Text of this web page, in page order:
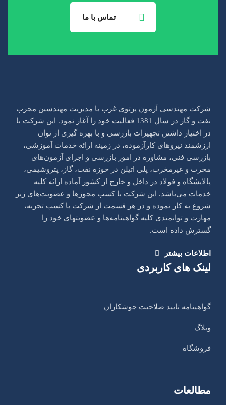
تماس با ما
شرکت مهندسی آزمون پرتو‌ی غرب با مدیریت مهندسین مجرب
نفت و گاز در سال 1381 فعالیت خود را آغاز نمود. این شرکت با
در اختیار داشتن تجهیزات بازرسی و با بهره گیری از توان
ارزشمند نیروهای کار‌آزموده، در زمینه ارائه خدمات آموزشی،
بازرسی فنی، مشاوره در امور بازرسی و اجرای آزمون‌های
مخرب و غیر‌مخرب، پلی اتیلن در حوزه نفت، گاز، پتروشیمی،
پالایشگاه و فولاد در داخل و خارج از کشور آماده ارائه کلیه
خدمات می‌باشد. این شرکت با کسب مجوزها و عضویت‌های زیر
شروع به کار نموده و در هر قسمت از شرکت با کسب تجربه،
مهارت و توانمندی کلیه گواهینامه‌ها و عضویتهای خود را
گسترش داده است.
اطلاعات بیشتر
لینک های کاربردی
گواهینامه تایید صلاحیت جوشکاران
وبلاگ
فروشگاه
مطالعات